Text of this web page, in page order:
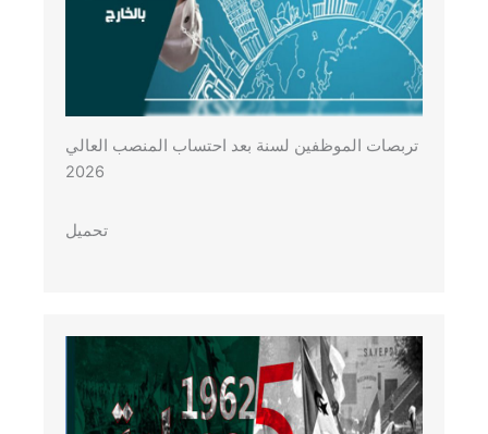
تربصات الموظفين لسنة بعد احتساب المنصب العالي
2026
تحميل